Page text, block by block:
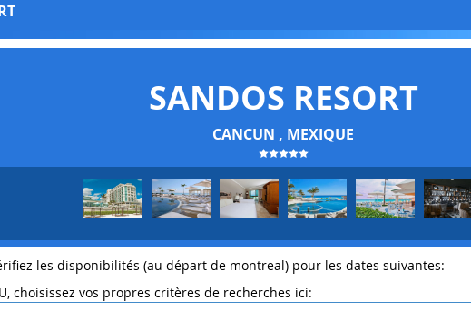
SANDOS RESORT
CANCUN , MEXIQUE
les disponibilités (au départ de montreal) pour les dates suivantes:
choisissez vos propres critères de recherches ici: